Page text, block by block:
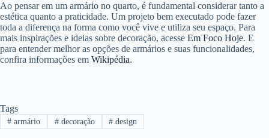
Ao pensar em um armário no quarto, é fundamental considerar tanto a
estética quanto a praticidade. Um projeto bem executado pode fazer
toda a diferença na forma como você vive e utiliza seu espaço. Para
mais inspirações e ideias sobre decoração, acesse Em Foco Hoje. E
para entender melhor as opções de armários e suas funcionalidades,
confira informações em Wikipédia.
Tags
#armário #decoração # design